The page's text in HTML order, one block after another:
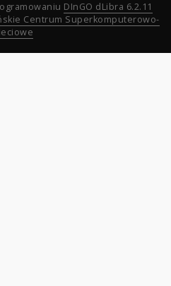
DInGO dLibra 6.2.11
Centrum Superkomputerowo-